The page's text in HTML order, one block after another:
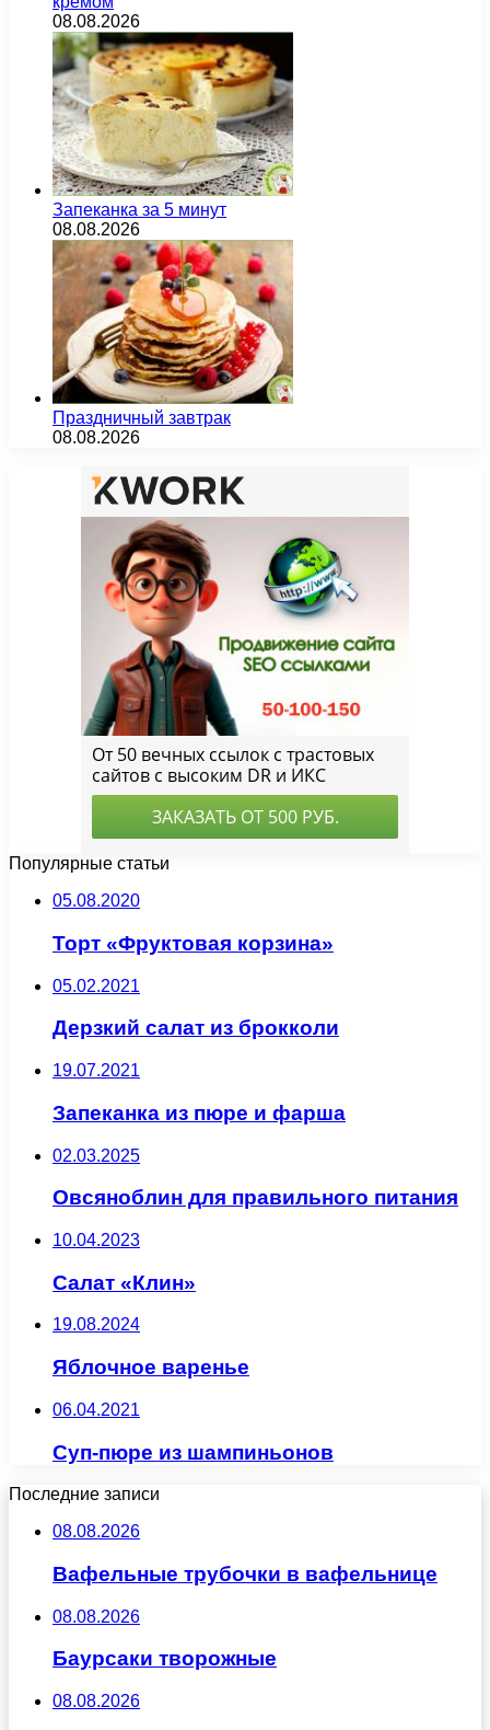
08.08.2026
Запеканка за 5 минут
08.08.2026
Праздничный завтрак
08.08.2026
Популярные статьи
05.08.2020
Торт «Фруктовая корзина»
05.02.2021
Дерзкий салат из брокколи
19.07.2021
Запеканка из пюре и фарша
02.03.2025
Овсяноблин для правильного питания
10.04.2023
Салат «Клин»
19.08.2024
Яблочное варенье
06.04.2021
Суп-пюре из шампиньонов
Последние записи
08.08.2026
Вафельные трубочки в вафельнице
08.08.2026
Баурсаки творожные
08.08.2026